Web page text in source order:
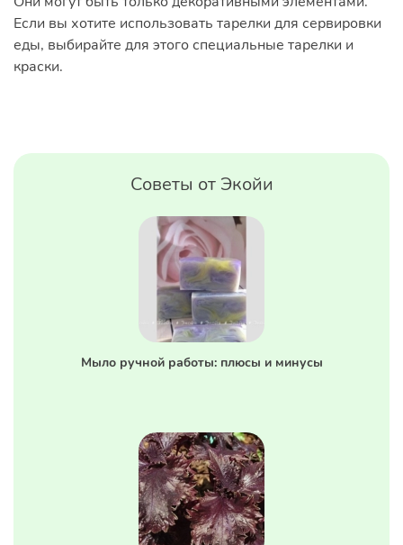
Если вы хотите использовать тарелки для сервировки
еды, выбирайте для этого специальные тарелки и
краски.
Советы от Экойи
Мыло ручной работы: плюсы и минусы